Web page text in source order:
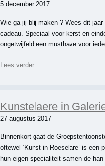
5 december 2017
Wie ga jij blij maken ? Wees dit
cadeau. Speciaal voor kerst en
ongetwijfeld een musthave voor
Lees verder.
Kunstelaere in
27 augustus 2017
Binnenkort gaat de
oftewel ‘Kunst in Roeselare’ is
hun eigen specialiteit samen de